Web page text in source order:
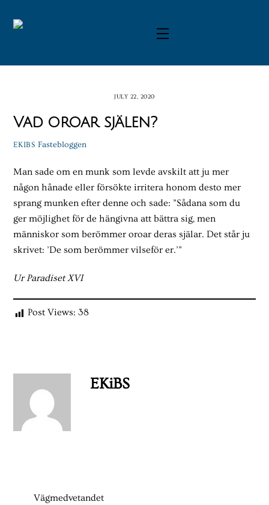
Menu
JULY 22, 2020
Vad oroar själen?
EKIBS Fastebloggen
Man sade om en munk som levde avskilt att ju mer
någon hånade eller försökte irritera honom desto mer
sprang munken efter denne och sade: ”Sådana som du
ger möj­lighet för de hängivna att bättra sig, men
människor som berömmer oroar deras själar. Det står ju
skrivet: ’De som berömmer vilseför er.’”
Ur Paradiset XVI
Post Views: 38
EKiBS
Vägmedvetandet